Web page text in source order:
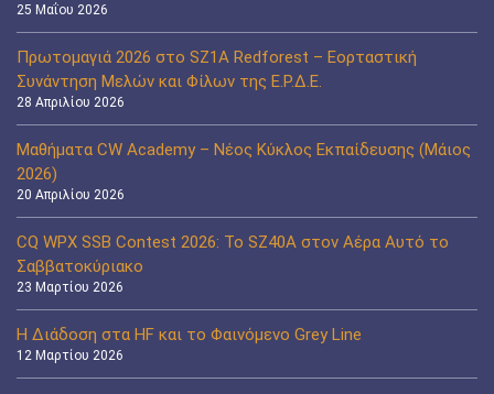
25 Μαΐου 2026
Πρωτομαγιά 2026 στο SZ1A Redforest – Εορταστική
Συνάντηση Μελών και Φίλων της Ε.Ρ.Δ.Ε.
28 Απριλίου 2026
Μαθήματα CW Academy – Νέος Κύκλος Εκπαίδευσης (Μάιος
2026)
20 Απριλίου 2026
CQ WPX SSB Contest 2026: Το SZ40A στον Αέρα Αυτό το
Σαββατοκύριακο
23 Μαρτίου 2026
Η Διάδοση στα HF και το Φαινόμενο Grey Line
12 Μαρτίου 2026